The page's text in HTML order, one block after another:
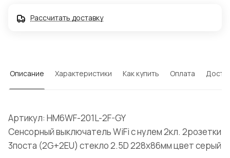
Рассчитать доставку
Описание Характеристики Как купить Оплата
Артикул: HM6WF-201L-2F-GY
Сенсорный выключатель WiFi с нулем 2кл. 2розетки
3поста (2G+2EU) стекло 2.5D 228х86мм цвет серый